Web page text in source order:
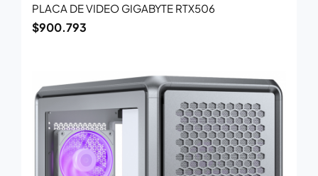
PLACA DE VIDEO GIGABYTE RTX506
$900.793